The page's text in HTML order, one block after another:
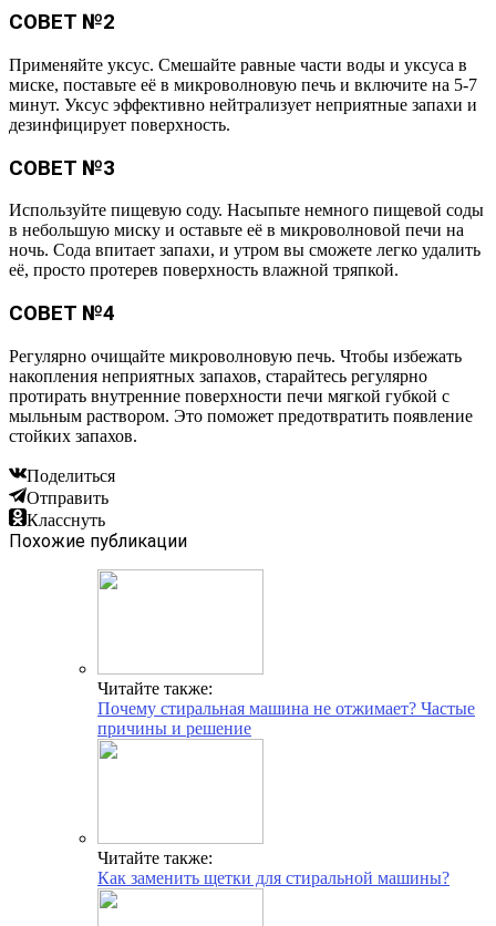
СОВЕТ №2
Применяйте уксус. Смешайте равные части воды и уксуса в
миске, поставьте её в микроволновую печь и включите на 5-7
минут. Уксус эффективно нейтрализует неприятные запахи и
дезинфицирует поверхность.
СОВЕТ №3
Используйте пищевую соду. Насыпьте немного пищевой соды
в небольшую миску и оставьте её в микроволновой печи на
ночь. Сода впитает запахи, и утром вы сможете легко удалить
её, просто протерев поверхность влажной тряпкой.
СОВЕТ №4
Регулярно очищайте микроволновую печь. Чтобы избежать
накопления неприятных запахов, старайтесь регулярно
протирать внутренние поверхности печи мягкой губкой с
мыльным раствором. Это поможет предотвратить появление
стойких запахов.
Поделиться
Отправить
Класснуть
Похожие публикации
Читайте также:
Почему стиральная машина не отжимает? Частые
причины и решение
Читайте также:
Как заменить щетки для стиральной машины?